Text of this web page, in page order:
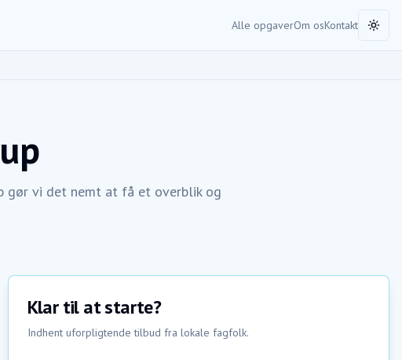
Alle opgaverOm osKontakt
gør vi det nemt at få et overblik og
Klar til at starte?
Indhent uforpligtende tilbud fra lokale fagfolk.